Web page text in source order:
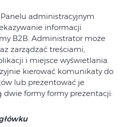
administracyjnym
informacji
B2B. Administrator może
zarządzać treściami,
i miejsce wyświetlania.
kierować komunikaty do
lub prezentować je
dwie formy formy prezentacji: